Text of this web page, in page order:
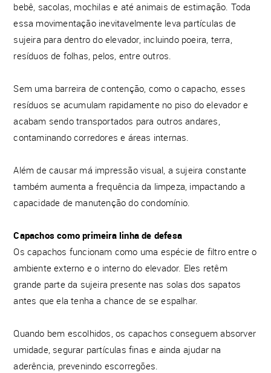
bebê, sacolas, mochilas e até animais de estimação. Toda
essa movimentação inevitavelmente leva partículas de
sujeira para dentro do elevador, incluindo poeira, terra,
resíduos de folhas, pelos, entre outros.
Sem uma barreira de contenção, como o capacho, esses
resíduos se acumulam rapidamente no piso do elevador e
acabam sendo transportados para outros andares,
contaminando corredores e áreas internas.
Além de causar má impressão visual, a sujeira constante
também aumenta a frequência da limpeza, impactando a
capacidade de manutenção do condomínio.
Capachos como primeira linha de defesa
Os capachos funcionam como uma espécie de filtro entre o
ambiente externo e o interno do elevador. Eles retêm
grande parte da sujeira presente nas solas dos sapatos
antes que ela tenha a chance de se espalhar.
Quando bem escolhidos, os capachos conseguem absorver
umidade, segurar partículas finas e ainda ajudar na
aderência, prevenindo escorregões.